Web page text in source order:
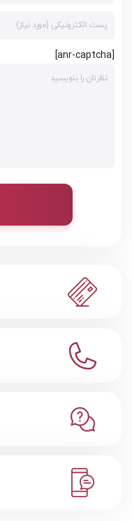
[anr-captcha]